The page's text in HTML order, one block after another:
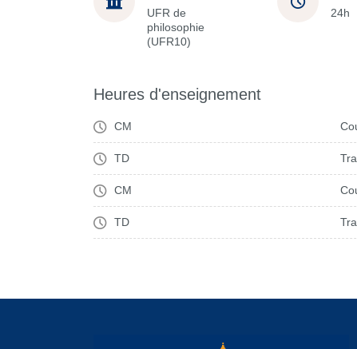
UFR de
philosophie
(UFR10)
24h
Heures d'enseignement
CM
TD
CM
TD